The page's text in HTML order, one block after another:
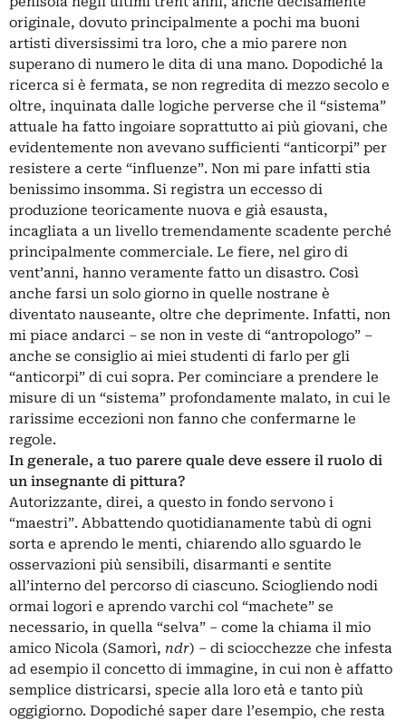
originale, dovuto principalmente a pochi ma buoni
artisti diversissimi tra loro, che a mio parere non
superano di numero le dita di una mano. Dopodiché la
ricerca si è fermata, se non regredita di mezzo secolo e
oltre, inquinata dalle logiche perverse che il “sistema”
attuale ha fatto ingoiare soprattutto ai più giovani, che
evidentemente non avevano sufficienti “anticorpi” per
resistere a certe “influenze”. Non mi pare infatti stia
benissimo insomma. Si registra un eccesso di
produzione teoricamente nuova e già esausta,
incagliata a un livello tremendamente scadente perché
principalmente commerciale. Le fiere, nel giro di
vent’anni, hanno veramente fatto un disastro. Così
anche farsi un solo giorno in quelle nostrane è
diventato nauseante, oltre che deprimente. Infatti, non
mi piace andarci – se non in veste di “antropologo” –
anche se consiglio ai miei studenti di farlo per gli
“anticorpi” di cui sopra. Per cominciare a prendere le
misure di un “sistema” profondamente malato, in cui le
rarissime eccezioni non fanno che confermarne le
regole.
In generale, a tuo parere quale deve essere il ruolo di
un insegnante di pittura?
Autorizzante, direi, a questo in fondo servono i
“maestri”. Abbattendo quotidianamente tabù di ogni
sorta e aprendo le menti, chiarendo allo sguardo le
osservazioni più sensibili, disarmanti e sentite
all’interno del percorso di ciascuno. Sciogliendo nodi
ormai logori e aprendo varchi col “machete” se
necessario, in quella “selva” – come la chiama il mio
amico Nicola (Samorì, ndr) – di sciocchezze che infesta
ad esempio il concetto di immagine, in cui non è affatto
semplice districarsi, specie alla loro età e tanto più
oggigiorno. Dopodiché saper dare l’esempio, che resta